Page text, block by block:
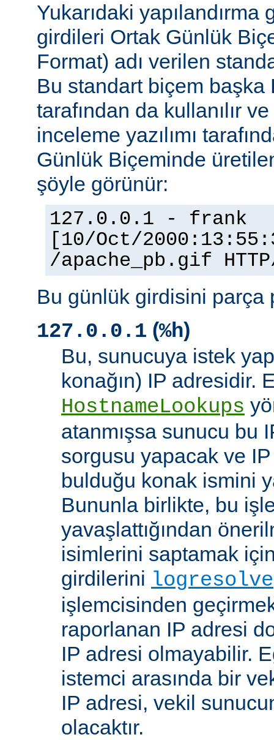
Yukarıdaki yapılandırma
girdileri Ortak Günlük
Format) adı verilen
Bu standart biçem başka
tarafından da kullanılır
inceleme yazılımı
Günlük Biçeminde
şöyle görünür:
127.0.0.1 - frank
[10/Oct/
/apache_pb.gif
Bu günlük girdisini parça
127.0.0.1 (%h)
Bu, sunucuya istek
konağın) IP adresidir.
HostnameLookups
atanmışsa sunucu bu
sorgusu yapacak ve
bulduğu konak ismini
Bununla birlikte, bu
yavaşlattığından
isimlerini saptamak
girdilerini logresolve
işlemcisinden
raporlanan IP adresi
IP adresi olmayabilir.
istemci arasında bir
IP adresi, vekil
olacaktır.